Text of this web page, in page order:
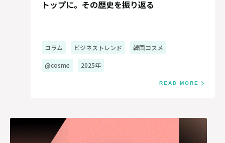
トップに。その歴史を振り返る
コラム ビジネストレンド 韓国コスメ
@cosme 2025年
READ MORE